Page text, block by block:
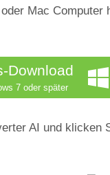
Mac
Download
7 oder später
AI und